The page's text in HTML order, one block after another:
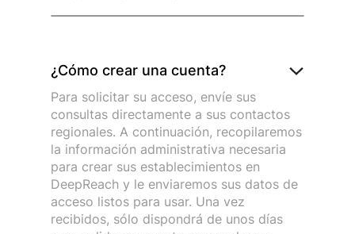
¿Cómo crear una cuenta?
Para solicitar su acceso, envíe sus
consultas directamente a sus contactos
regionales. A continuación, recopilaremos
la información administrativa necesaria
para crear sus establecimientos en
DeepReach y le enviaremos sus datos de
acceso listos para usar. Una vez
recibidos, sólo dispondrá de unos días